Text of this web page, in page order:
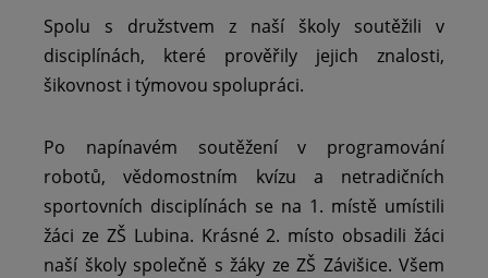
Spolu s družstvem z naší školy soutěžili v
disciplínách, které prověřily jejich znalosti,
šikovnost i týmovou spolupráci.
Po napínavém soutěžení v programování
robotů, vědomostním kvízu a netradičních
sportovních disciplínách se na 1. místě umístili
žáci ze ZŠ Lubina. Krásné 2. místo obsadili žáci
naší školy společně s žáky ze ZŠ Závišice. Všem